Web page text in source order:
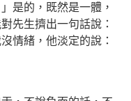
是的，既然是一體，
先生擠出一句話說：
情緒，他淡定的說：